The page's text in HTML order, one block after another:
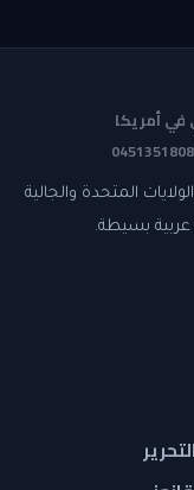
في أمريكا
المتحدة والجالية
عربية بسيطة.